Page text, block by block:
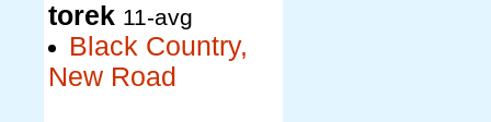
torek 11-avg
Black Country,
New Road